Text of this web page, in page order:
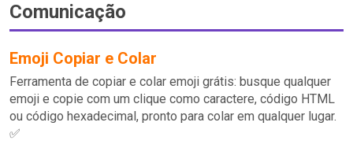
Comunicação
Emoji Copiar e Colar
Ferramenta de copiar e colar emoji grátis: busque qualquer
emoji e copie com um clique como caractere, código HTML
ou código hexadecimal, pronto para colar em qualquer lugar.
✅